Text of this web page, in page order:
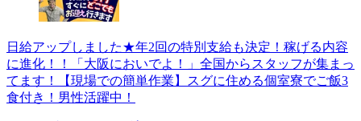
日給アップしました★年2回の特別支給も決定！稼げる内容
に進化！！「大阪においでよ！」全国からスタッフが集まっ
てます！【現場での簡単作業】スグに住める個室寮でご飯3
食付き！男性活躍中！